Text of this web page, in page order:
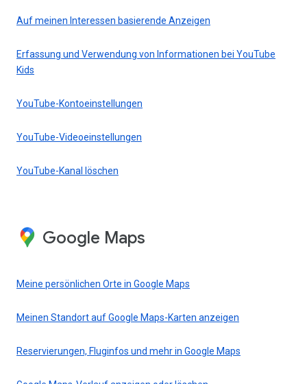
Auf meinen Interessen basierende Anzeigen
Erfassung und Verwendung von Informationen bei YouTube
Kids
YouTube-Kontoeinstellungen
YouTube-Videoeinstellungen
YouTube-Kanal löschen
Google Maps
Meine persönlichen Orte in Google Maps
Meinen Standort auf Google Maps-Karten anzeigen
Reservierungen, Fluginfos und mehr in Google Maps